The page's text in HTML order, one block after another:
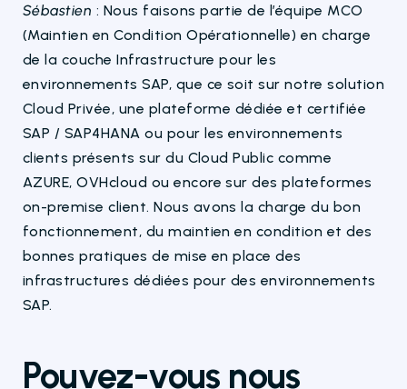
Sébastien : Nous faisonspartie de l’équipe MCO
(Maintien en Condition Opérationnelle) en charge
de la couche Infrastructure pour les
environnements SAP, que ce soit sur notre solution
Cloud Privée, une plateforme dédiée et certifiée
SAP / SAP4HANA ou pour les environnements
clients présents sur du Cloud Public comme
AZURE, OVHcloud ou encore sur des plateformes
on-premise client. Nous avons la charge du bon
fonctionnement, du maintien en condition et des
bonnes pratiques de mise en place des
infrastructures dédiées pour des environnements
SAP.
Pouvez-vous nous